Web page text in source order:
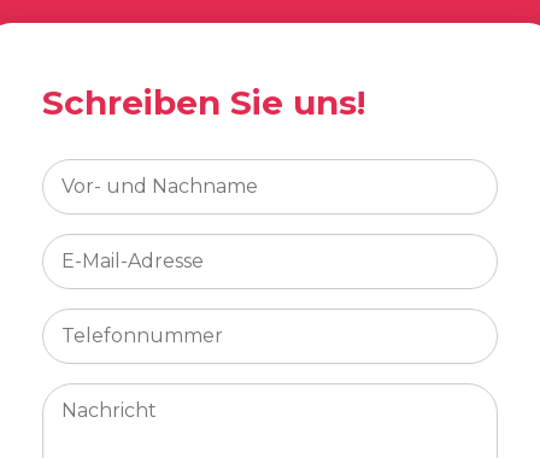
Schreiben Sie uns!